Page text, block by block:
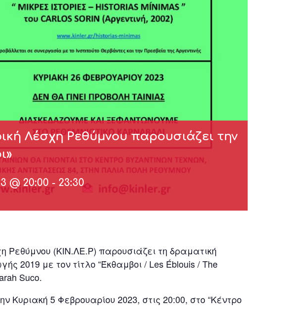
Λέσχη Ρεθύμνου παρουσιάζει την
@ 20:00 - 23:30
Ρεθύμνου (ΚΙΝ.ΛΕ.Ρ) παρουσιάζει τη δραματική
2019 με τον τίτλο “Έκθαμβοι / Les Éblouis / The
Suco.
Κυριακή 5 Φεβρουαρίου 2023, στις 20:00, στο “Κέντρο